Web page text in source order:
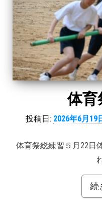
体育
投稿日: 2026年6月19
体育祭総練習５月22日
続